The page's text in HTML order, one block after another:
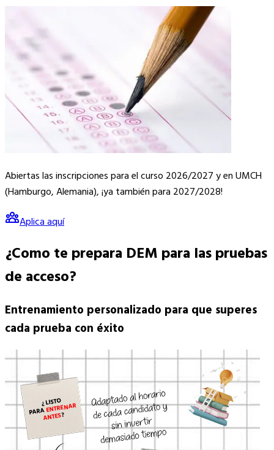
Abiertaslas inscripciones para el curso 2026/2027y en UMCH
(Hamburgo, Alemania), ¡ya también para 2027/2028!
Aplica aquí
¿Como te prepara DEM para laspruebas
de acceso?
Entrenamiento personalizado para que superes
cada prueba con éxito